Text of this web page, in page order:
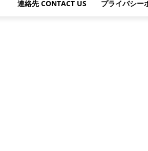
連絡先 CONTACT US プライバシー